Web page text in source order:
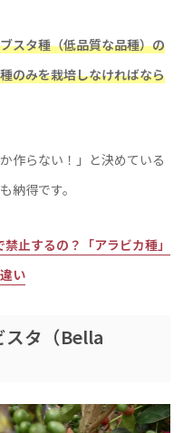
スタ種（低品質な品種）の
のみを栽培しなければなら
作らない！」と決めている
納得です。
止するの？「アラビカ種」
い
スタ（Bella